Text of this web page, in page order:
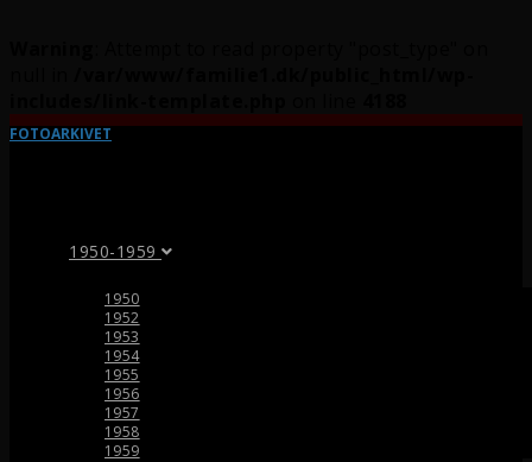
FOTOARKIVET
1950-1959
1950
1952
1953
1954
1955
1956
1957
1958
1959